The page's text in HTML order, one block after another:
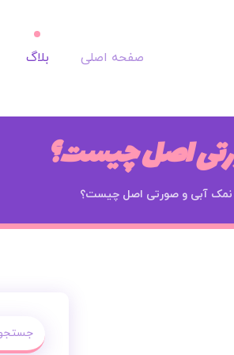
صفحه اصلی بلاگ
اصل چیست؟
آبی و صورتی اصل چیست؟